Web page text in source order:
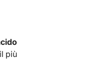
più